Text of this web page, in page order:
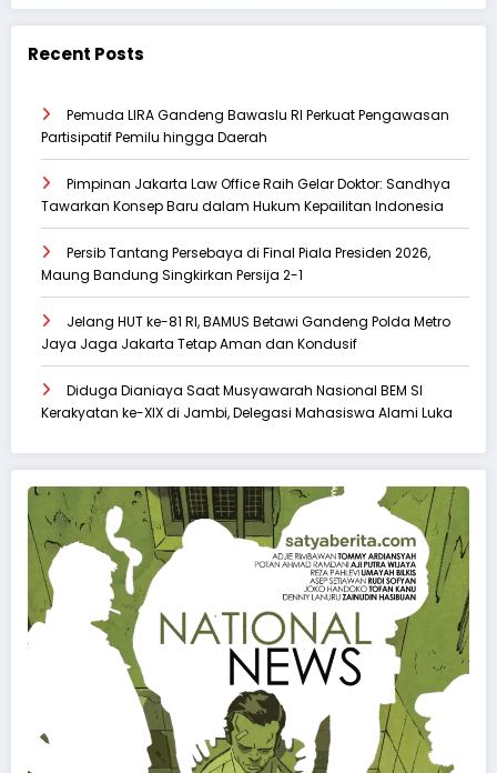
Recent Posts
Pemuda LIRA Gandeng Bawaslu RI Perkuat Pengawasan
Partisipatif Pemilu hingga Daerah
‎Pimpinan Jakarta Law Office Raih Gelar Doktor: Sandhya
Tawarkan Konsep Baru dalam Hukum Kepailitan Indonesia
Persib Tantang Persebaya di Final Piala Presiden 2026,
Maung Bandung Singkirkan Persija 2-1
Jelang HUT ke-81 RI, BAMUS Betawi Gandeng Polda Metro
Jaya Jaga Jakarta Tetap Aman dan Kondusif
Diduga Dianiaya Saat Musyawarah Nasional BEM SI
Kerakyatan ke-XIX di Jambi, Delegasi Mahasiswa Alami Luka